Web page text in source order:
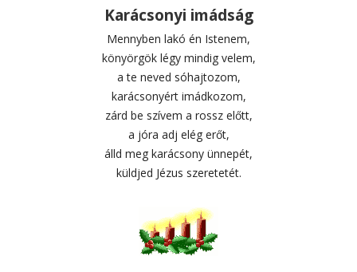
Karácsonyi imádság
Mennyben lakó én Istenem,
könyörgök légy mindig velem,
a te neved sóhajtozom,
karácsonyért imádkozom,
zárd be szívem a rossz előtt,
a jóra adj elég erőt,
álld meg karácsony ünnepét,
küldjed Jézus szeretetét.